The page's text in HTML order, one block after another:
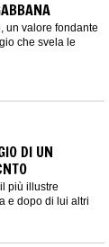
un valore fondante
che svela le
DI UN
più illustre
e dopo di lui altri